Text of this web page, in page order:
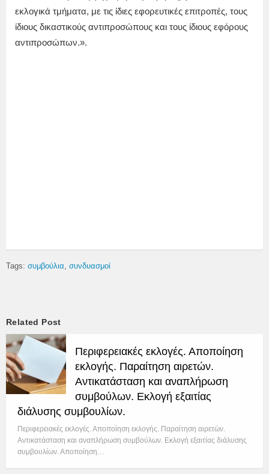
εκλογικά τμήματα, με τις ίδιες εφορευτικές επιτροπές, τους
ίδιους δικαστικούς αντιπροσώπους και τους ίδιους εφόρους
αντιπροσώπων.».
Tags: συμβούλια συνδυασμοί
Related Post
Περιφερειακές εκλογές. Αποποίηση
εκλογής. Παραίτηση αιρετών.
Αντικατάσταση και αναπλήρωση
συμβούλων. Εκλογή εξαιτίας
διάλυσης συμβουλίων.
Περιφερειακές εκλογές. Αποποίηση εκλογής. Παραίτηση αιρετών.
Αντικατάσταση και αναπλήρωση συμβούλων. Εκλογή εξαιτίας διάλυσης
συμβουλίων. Αποποίηση…